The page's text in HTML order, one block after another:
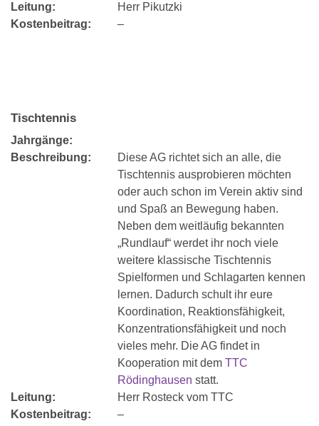
Leitung:
Herr Pikutzki
Kostenbeitrag:
–
Tischtennis
Jahrgänge:
Beschreibung:
Diese AG richtet sich an alle, die
Tischtennis ausprobieren möchten
oder auch schon im Verein aktiv sind
und Spaß an Bewegung haben.
Neben dem weitläufig bekannten
„Rundlauf“ werdet ihr noch viele
weitere klassische Tischtennis
Spielformen und Schlagarten kennen
lernen. Dadurch schult ihr eure
Koordination, Reaktionsfähigkeit,
Konzentrationsfähigkeit und noch
vieles mehr. Die AG findet in
Kooperation mit dem TTC
Rödinghausen statt.
Leitung:
Herr Rosteck vom TTC
Kostenbeitrag:
–